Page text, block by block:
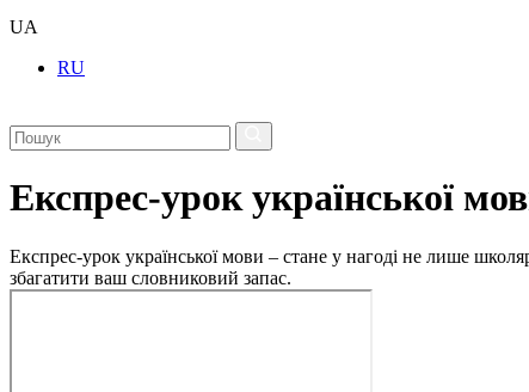
UA
RU
Експрес-урок української
Експрес-урок української мови – стане у нагоді не лише
збагатити ваш словниковий запас.